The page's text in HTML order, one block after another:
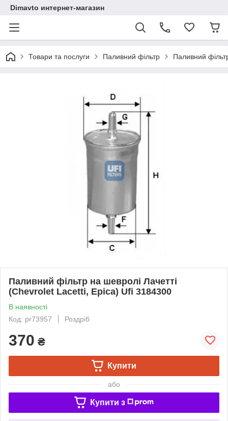
Dimavto интернет-магазин
Товари та послуги Паливний фільтр Паливний
Паливний фільтр на шевролі Лачетті
(Chevrolet Lacetti, Epica) Ufi 3184300
В наявності
Код: pr73957
Роздріб
370 ₴
Купити
або
Купити з